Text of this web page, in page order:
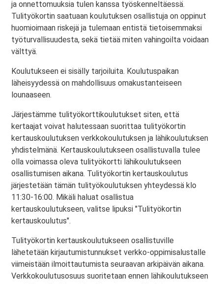
ja onnettomuuksia tulen kanssa työskenneltäessä.
Tulityökortin saatuaan koulutuksen osallistuja on oppinut
huomioimaan riskejä ja tulemaan entistä tietoisemmaksi
työturvallisuudesta, sekä tietää miten vahingoilta voidaan
välttyä.
Koulutukseen ei sisälly tarjoiluita. Koulutuspaikan
läheisyydessä on mahdollisuus omakustanteiseen
lounaaseen.
Järjestämme tulityökorttikoulutukset siten, että
kertaajat voivat halutessaan suorittaa tulityökortin
kertauskoulutuksen verkkokoulutuksen ja lähikoulutuksen
yhdistelmänä. Kertauskoulutukseen osallistuvalla tulee
olla voimassa oleva tulityökortti lähikoulutukseen
osallistumisen aikana. Tulityökortin kertauskoulutus
järjestetään tämän tulityökoulutuksen yhteydessä klo
11:30-16:00. Mikäli haluat osallistua
kertauskoulutukseen, valitse lipuksi "Tulityökortin
kertauskoulutus".
Tulityökortin kertauskoulutukseen osallistuville
lähetetään kirjautumistunnukset verkko-oppimisalustalle
viimeistään ilmoittautumista seuraavan arkipäivän aikana.
Verkkokoulutusosuus suoritetaan ennen lähikoulutukseen